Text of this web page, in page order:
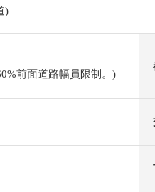
)
前面道路幅員限制。)